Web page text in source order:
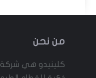
من نحن
كلينيدو هي